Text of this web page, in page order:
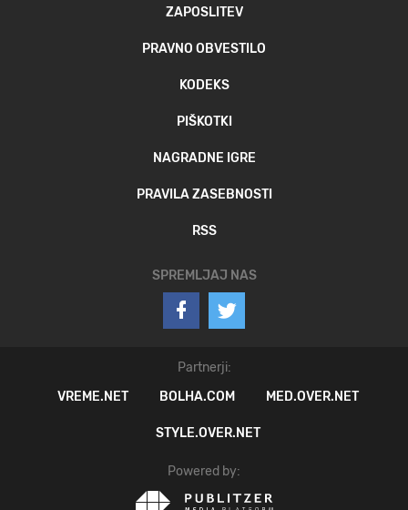
ZAPOSLITEV
PRAVNO OBVESTILO
KODEKS
PIŠKOTKI
NAGRADNE IGRE
PRAVILA ZASEBNOSTI
RSS
SPREMLJAJ NAS
Partnerji:
VREME.NET
BOLHA.COM MED.OVER.NET
STYLE.OVER.NET
Powered by: